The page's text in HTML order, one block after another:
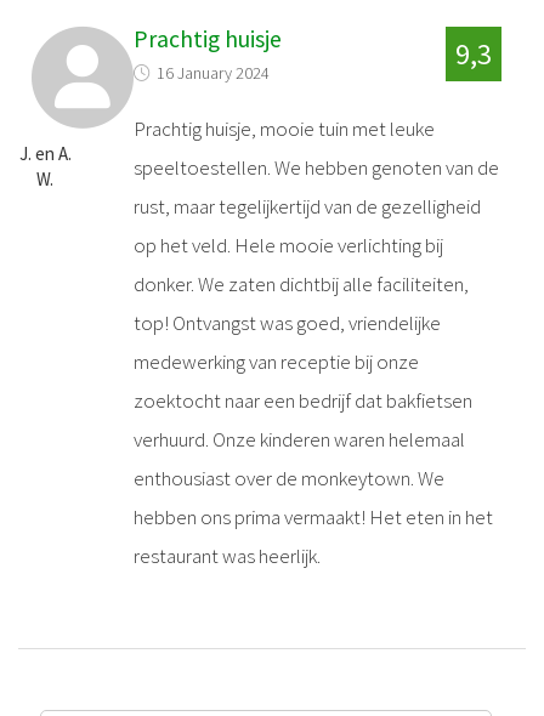
J. en A.
W.
Prachtig huisje
16 January 2024
9,3
Prachtig huisje, mooie tuin met leuke
speeltoestellen. We hebben genoten van de
rust, maar tegelijkertijd van de gezelligheid
op het veld. Hele mooie verlichting bij
donker. We zaten dichtbij alle faciliteiten,
top! Ontvangst was goed, vriendelijke
medewerking van receptie bij onze
zoektocht naar een bedrijf dat bakfietsen
verhuurd. Onze kinderen waren helemaal
enthousiast over de monkeytown. We
hebben ons prima vermaakt! Het eten in het
restaurant was heerlijk.